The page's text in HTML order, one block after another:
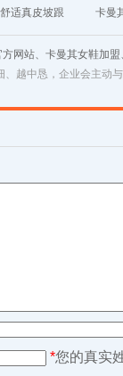
适真皮坡跟
c061019款
色
卡曼
适高
网站、卡曼其女鞋加
越中恳，企业会主动
*您的真实